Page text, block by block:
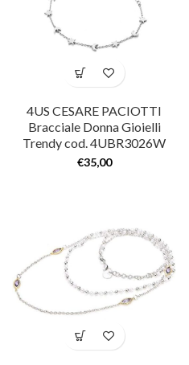
4US CESARE PACIOTTI
Bracciale Donna Gioielli
Trendy cod. 4UBR3026W
€35,00